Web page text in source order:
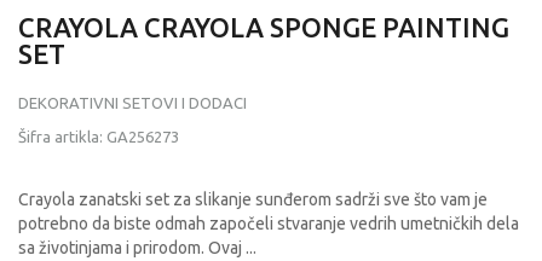
CRAYOLA CRAYOLA SPONGE PAINTING
SET
DEKORATIVNI SETOVI I DODACI
Šifra artikla: GA256273
Crayola zanatski set za slikanje sunđerom sadrži sve što vam je
potrebno da biste odmah započeli stvaranje vedrih umetničkih dela
sa životinjama i prirodom. Ovaj ...